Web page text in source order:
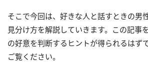
そこで今回は、好きな人と話すときの男
見分け方を解説していきます。この記事
の好意を判断するヒントが得られるはず
ご覧ください。